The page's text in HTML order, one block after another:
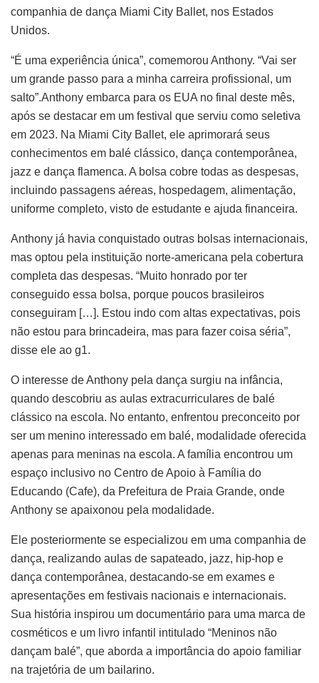
companhia de dança Miami City Ballet, nos Estados
Unidos.
“É uma experiência única”, comemorou Anthony. “Vai ser
um grande passo para a minha carreira profissional, um
salto”.Anthony embarca para os EUA no final deste mês,
após se destacar em um festival que serviu como seletiva
em 2023. Na Miami City Ballet, ele aprimorará seus
conhecimentos em balé clássico, dança contemporânea,
jazz e dança flamenca. A bolsa cobre todas as despesas,
incluindo passagens aéreas, hospedagem, alimentação,
uniforme completo, visto de estudante e ajuda financeira.
Anthony já havia conquistado outras bolsas internacionais,
mas optou pela instituição norte-americana pela cobertura
completa das despesas. “Muito honrado por ter
conseguido essa bolsa, porque poucos brasileiros
conseguiram […]. Estou indo com altas expectativas, pois
não estou para brincadeira, mas para fazer coisa séria”,
disse ele ao g1.
O interesse de Anthony pela dança surgiu na infância,
quando descobriu as aulas extracurriculares de balé
clássico na escola. No entanto, enfrentou preconceito por
ser um menino interessado em balé, modalidade oferecida
apenas para meninas na escola. A família encontrou um
espaço inclusivo no Centro de Apoio à Família do
Educando (Cafe), da Prefeitura de Praia Grande, onde
Anthony se apaixonou pela modalidade.
Ele posteriormente se especializou em uma companhia de
dança, realizando aulas de sapateado, jazz, hip-hop e
dança contemporânea, destacando-se em exames e
apresentações em festivais nacionais e internacionais.
Sua história inspirou um documentário para uma marca de
cosméticos e um livro infantil intitulado “Meninos não
dançam balé”, que aborda a importância do apoio familiar
na trajetória de um bailarino.